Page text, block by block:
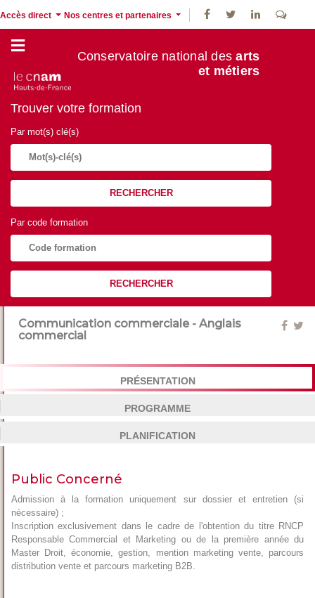
Accès direct Nos centres et partenaires
Conservatoire national desarts
et métiers
Trouver votre formation
Par mot(s) clé(s)
RECHERCHER
Par code formation
RECHERCHER
Communication commerciale - Anglais
commercial
PRÉSENTATION
PROGRAMME
PLANIFICATION
Public Concerné
Admission à la formation uniquement sur dossier et entretien (si
nécessaire) ;
Inscription exclusivement dans le cadre de l'obtention du titre RNCP
Responsable Commercial et Marketing ou de la première année du
Master Droit, économie, gestion, mention marketing vente, parcours
distribution vente et parcours marketing B2B.